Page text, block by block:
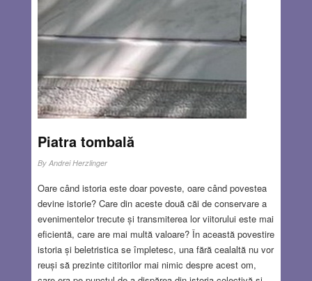
OCT 27, 2022 55 COMMENTS
Piatra tombală
By Andrei Herzlinger
Oare când istoria este doar poveste, oare când povestea
devine istorie? Care din aceste două căi de conservare a
evenimentelor trecute și transmiterea lor viitorului este mai
eficientă, care are mai multă valoare? În această povestire
istoria și beletristica se împletesc, una fără cealaltă nu vor
reuși să prezinte cititorilor mai nimic despre acest om,